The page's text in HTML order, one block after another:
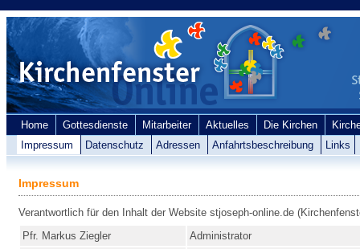
Home Gottesdienste Mitarbeiter Aktuelles Die Kirchen
Impressum
Datenschutz Adressen Anfahrtsbeschreibung Links
Impressum
Verantwortlich für den Inhalt der Website stjoseph-online.de
Pfr. Markus Ziegler
Administrator